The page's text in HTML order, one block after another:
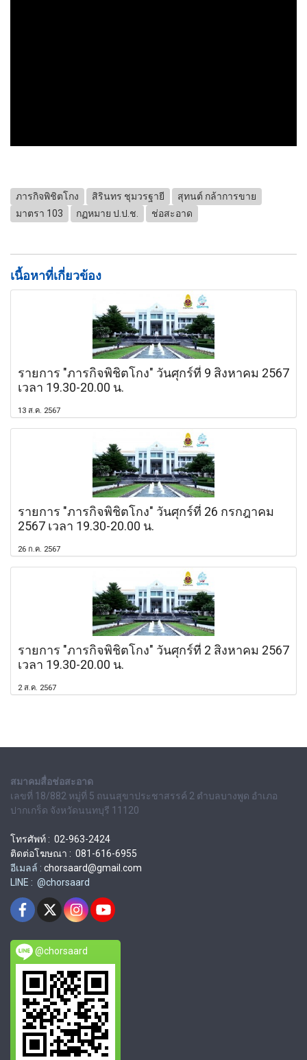
ภารกิจพิชิตโกง สิรินทร ชุมวรฐายี
สุทนต์ กล้าการขาย
มาตรา 103
กฏหมาย ป.ป.ช. ช่อสะอาด
เนื้อหาที่เกี่ยวข้อง
รายการ "ภารกิจพิชิตโกง" วันศุกร์ที่ 9 สิงหาคม 2567
เวลา 19.30-20.00 น.
13 ส.ค. 2567
รายการ "ภารกิจพิชิตโกง" วันศุกร์ที่ 26 กรกฎาคม
2567 เวลา 19.30-20.00 น.
26 ก.ค. 2567
รายการ "ภารกิจพิชิตโกง" วันศุกร์ที่ 2 สิงหาคม 2567
เวลา 19.30-20.00 น.
2 ส.ค. 2567
สมาคมสื่อช่อสะอาด
เลขที่ 18/882 หมู่ที่ 5 ถนนสุขาประชาสรรค์ 2 ตำบลบางพูด อำเภอ
ปากเกร็ด จังหวัดนนทบุรี 11120
โทรศัพท์ : 02-963-2424
ติดต่อโฆษณา : 081-616-6955
อีเมลล์ : chorsaard@gmail.com
LINE : @chorsaard
@chorsaard